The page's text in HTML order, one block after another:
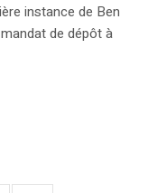
instance de Ben
de dépôt à